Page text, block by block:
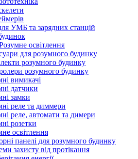
УМБ та зарядних станцій
освітлення
для розумного будинку
розумного будинку
розумного будинку
вимикачі
датчики
замки
реле та диммери
реле, автомати та димери
розетки
освітлення
панелі для розумного будинку
захисту від протікання